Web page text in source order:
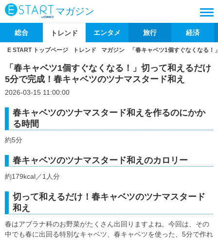
マガジン
総合 トレンド エンタメ 旅行 経済
E START トップページ トレンド マガジン 「春キャベツ1個すぐなくなる
「春キャベツ1個すぐなくなる！」切って和えるだけ
5分で完成！春キャベツのツナマスタード和え
2026-03-15 11:00:00
春キャベツのツナマスタード和えを作るのにかか
る時間
約5分
春キャベツのツナマスタード和えのカロリー
約179kcal／1人分
切って和えるだけ！春キャベツのツナマスタード
和え
春はアブラナ科のお野菜がたくさん出回りますよね。今回は、その
中でも春に出回る特別なキャベツ、春キャベツを使った、5分で作れ